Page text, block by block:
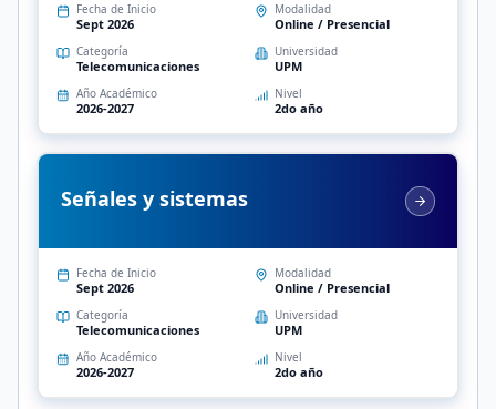
Fecha de Inicio
Sept 2026
Modalidad
Online / Presencial
Categoría
Telecomunicaciones
Universidad
UPM
Año Académico
2026-2027
Nivel
2do año
Señales y sistemas
Fecha de Inicio
Sept 2026
Modalidad
Online / Presencial
Categoría
Telecomunicaciones
Universidad
UPM
Año Académico
2026-2027
Nivel
2do año